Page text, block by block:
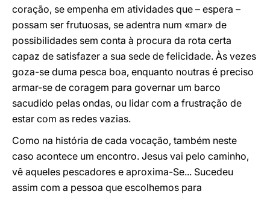
coração, se empenha em atividades que – espera –
possam ser frutuosas, se adentra num «mar» de
possibilidades sem conta à procura da rota certa
capaz de satisfazer a sua sede de felicidade. Às vezes
goza-se duma pesca boa, enquanto noutras é preciso
armar-se de coragem para governar um barco
sacudido pelas ondas, ou lidar com a frustração de
estar com as redes vazias.
Como na história de cada vocação, também neste
caso acontece um encontro. Jesus vai pelo caminho,
vê aqueles pescadores e aproxima-Se... Sucedeu
assim com a pessoa que escolhemos para